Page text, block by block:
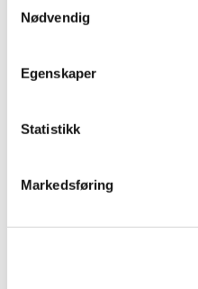
Nødvendig
Egenskaper
Statistikk
Markedsføring
Kafé Standpunkt